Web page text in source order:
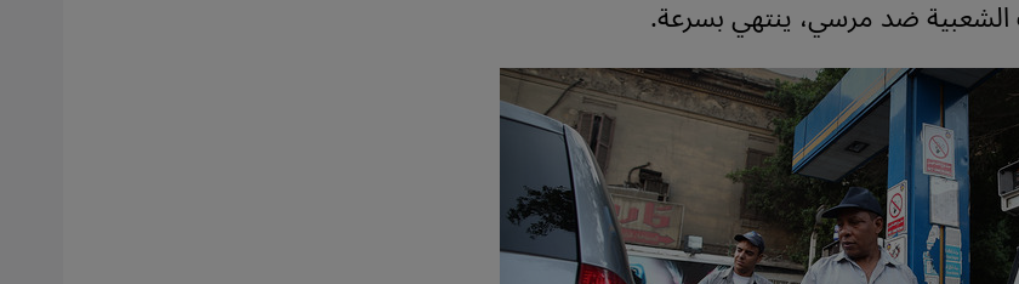
الشعبية ضد مرسي، ينتهي بسرعة.